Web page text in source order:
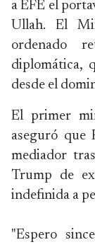
a EFE el
Ullah. El
ordenado
diplomática,
desde el
El primer
aseguró que
mediador
Trump de
indefinida a
"Espero